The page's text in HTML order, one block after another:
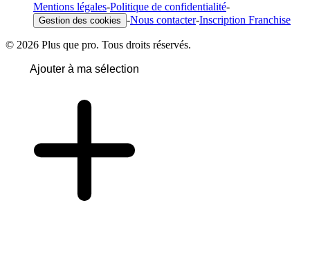
Mentions légales-Politique de confidentialité-
Gestion des cookies -Nous contacter-Inscription Franchise
© 2026 Plus que pro. Tous droits réservés.
Ajouter à ma sélection